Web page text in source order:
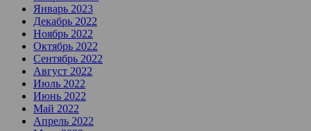
Январь 2023
Декабрь 2022
Ноябрь 2022
Октябрь 2022
Сентябрь 2022
Август 2022
Июль 2022
Июнь 2022
Май 2022
Апрель 2022